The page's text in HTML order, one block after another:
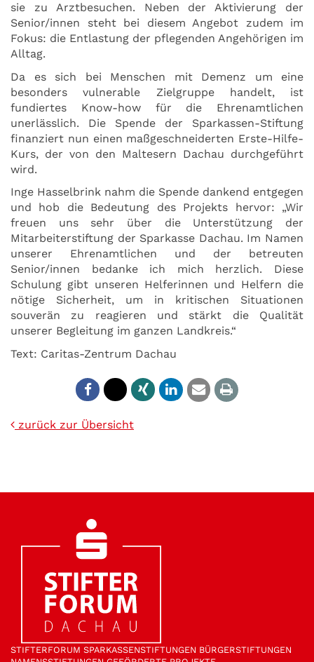
sie zu Arztbesuchen. Neben der Aktivierung der
Senior/innen steht bei diesem Angebot zudem im
Fokus: die Entlastung der pflegenden Angehörigen im
Alltag.
Da es sich bei Menschen mit Demenz um eine
besonders vulnerable Zielgruppe handelt, ist
fundiertes Know-how für die Ehrenamtlichen
unerlässlich. Die Spende der Sparkassen-Stiftung
finanziert nun einen maßgeschneiderten Erste-Hilfe-
Kurs, der von den Maltesern Dachau durchgeführt
wird.
Inge Hasselbrink nahm die Spende dankend entgegen
und hob die Bedeutung des Projekts hervor: „Wir
freuen uns sehr über die Unterstützung der
Mitarbeiterstiftung der Sparkasse Dachau. Im Namen
unserer Ehrenamtlichen und der betreuten
Senior/innen bedanke ich mich herzlich. Diese
Schulung gibt unseren Helferinnen und Helfern die
nötige Sicherheit, um in kritischen Situationen
souverän zu reagieren und stärkt die Qualität
unserer Begleitung im ganzen Landkreis.“
Text: Caritas-Zentrum Dachau
zurück zur Übersicht
STIFTER­FORUM SPARKASSEN­STIFTUNGEN BÜRGER­STIFTUNGEN